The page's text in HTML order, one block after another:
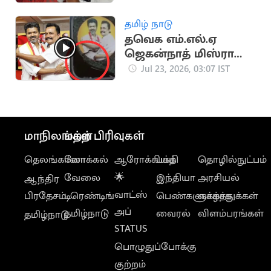
தமிழ் நாடு
தவெக எம்.எல்.ஏ
ஜெகன்நாத் மிஸ்ரா
கார் கண்ணாடி
Jul 23, 2026, 03:07 IST
மாநிலங்கள்
தெலங்கானா
ஆந்திர
பிரதேசம்
தமிழ்நாடு
மற்ற பிரிவுகள்
லோக்கல்
வேலை
டிரெண்டிங்
தமிழ்நாடு
ஆரோக்கியம்
🌟
வாட்ஸ்
அப்
STATUS
பொழுதுப்போக்கு
குற்றம்
பக்தி
இந்தியா
பெண்களுக்காக
வைரல்
தொழில்நுட்பம்
அரசியல்
வாழ்த்துக்கள்
விளம்பரங்கள்